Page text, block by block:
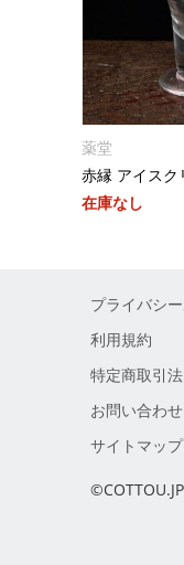
薬堂
赤縁 アイスク
在庫なし
プライバシ
利用規約
特定商取引
お問い合わせ
サイトマップ